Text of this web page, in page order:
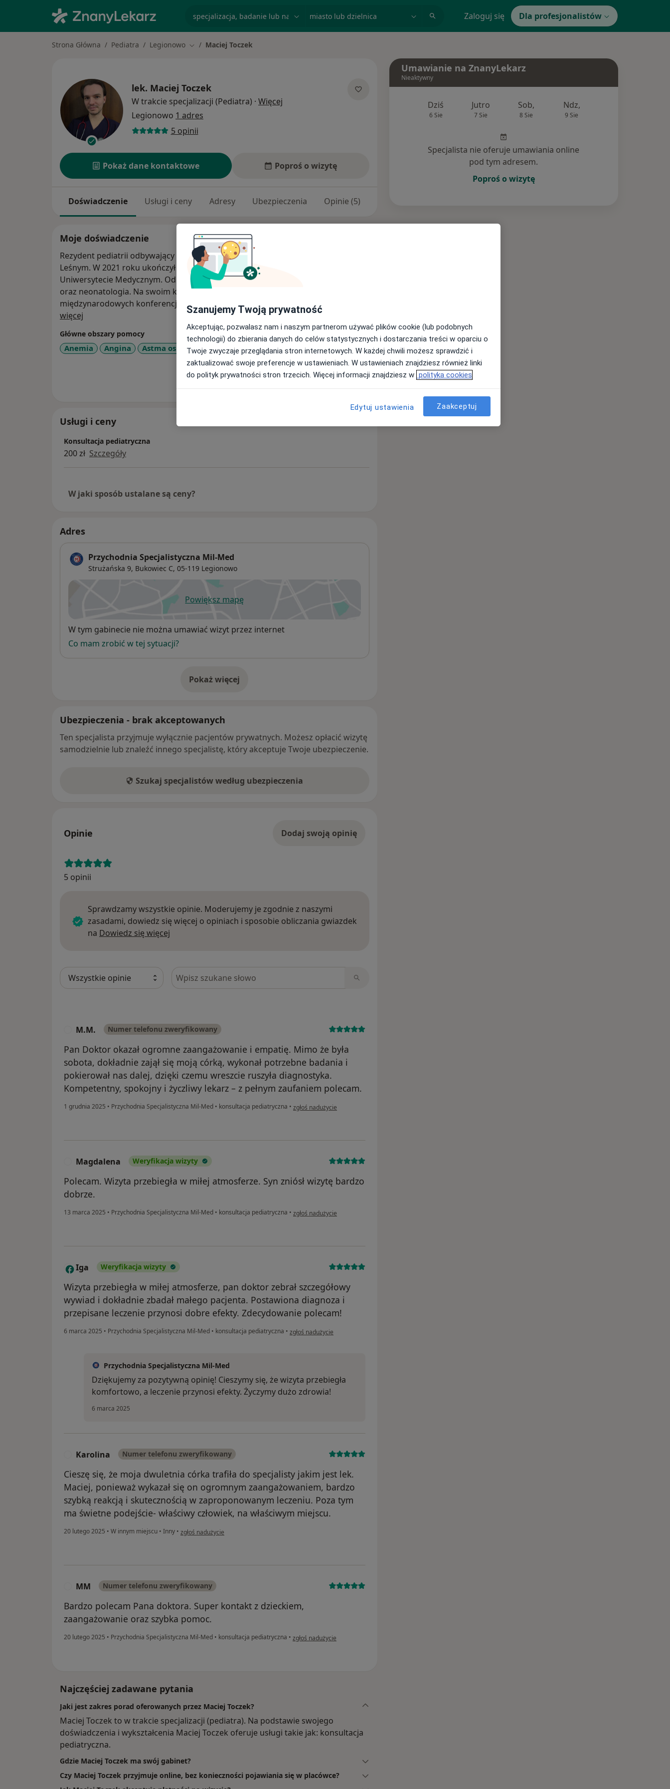
Zaloguj się Dla profesjonalistów
Strona Główna Pediatra Legionowo Zmień miasto
Maciej Toczek
lek. Maciej Toczek
W trakcie specjalizacji (Pediatra) · Więcej
Legionowo 1 adres
5 opinii
Pokaż dane kontaktowe Poproś o wizytę
Doświadczenie Usługi i ceny Adresy Ubezpieczenia Opinie (5)
Moje doświadczenie
Rezydent pediatrii odbywający szkolenie w Szpitalu Dziecięcym w Dziekanowie
Leśnym. W 2021 roku ukończył studia na kierunku lekarskim na Warszawskim
Uniwersytecie Medycznym. Od wczesnych lat studenckich jego pasją są pediatria
oraz neonatologia. Na swoim koncie ma również uczestnictwo w ogólnopolskich i
międzynarodowych konferencjach studenckich oraz organizację warsztatów.
więcej
Główne obszary pomocy
Anemia Angina Astma oskrzelowa Biegunka Bóle brzucha +8a11y_sr_more_diseases
Pokaż więcej
Usługi i ceny
Konsultacja pediatryczna
200 zł Szczegóły
W jaki sposób ustalane są ceny?
Adres
Przychodnia Specjalistyczna Mil-Med
Strużańska 9, Bukowiec C, 05-119 Legionowo
Powiększ mapęotwiera się w nowej karcie
Dostępność
W tym gabinecie nie można umawiać wizyt przez internet
Co mam zrobić w tej sytuacji?
Pokaż więcej
o adresie
Ubezpieczenia - brak akceptowanych
Ten specjalista przyjmuje wyłącznie pacjentów prywatnych. Możesz opłacić wizytę
samodzielnie lub znaleźć innego specjalistę, który akceptuje Twoje ubezpieczenie.
Szukaj specjalistów według ubezpieczenia
Opinie Dodaj swoją opinię
5 opinii
Sprawdzamy wszystkie opinie. Moderujemy je zgodnie z naszymi
zasadami, dowiedz się więcej o opiniach i sposobie obliczania gwiazdek
na Dowiedz się więcej
Szukaj w opiniach
M.M. Numer telefonu zweryfikowany
Pan Doktor okazał ogromne zaangażowanie i empatię. Mimo że była
sobota, dokładnie zajął się moją córką, wykonał potrzebne badania i
pokierował nas dalej, dzięki czemu wreszcie ruszyła diagnostyka.
Kompetentny, spokojny i życzliwy lekarz – z pełnym zaufaniem polecam.
1 grudnia 2025 • Przychodnia Specjalistyczna Mil-Med • konsultacja pediatryczna • w opinii użytkownika M.M.
zgłoś nadużycie
Magdalena Weryfikacja wizyty
Polecam. Wizyta przebiegła w miłej atmosferze. Syn zniósł wizytę bardzo
dobrze.
13 marca 2025 • Przychodnia Specjalistyczna Mil-Med • konsultacja pediatryczna • w opinii użytkownika Magdalena
zgłoś nadużycie
I Iga Weryfikacja wizyty
Wizyta przebiegła w miłej atmosferze, pan doktor zebrał szczegółowy
wywiad i dokładnie zbadał małego pacjenta. Postawiona diagnoza i
przepisane leczenie przynosi dobre efekty. Zdecydowanie polecam!
6 marca 2025 • Przychodnia Specjalistyczna Mil-Med • konsultacja pediatryczna • w opinii użytkownika Iga
zgłoś nadużycie
Przychodnia Specjalistyczna Mil-Med
Dziękujemy za pozytywną opinię! Cieszymy się, że wizyta przebiegła
komfortowo, a leczenie przynosi efekty. Życzymy dużo zdrowia!
6 marca 2025
Karolina Numer telefonu zweryfikowany
Cieszę się, że moja dwuletnia córka trafiła do specjalisty jakim jest lek.
Maciej, ponieważ wykazał się on ogromnym zaangażowaniem, bardzo
szybką reakcją i skutecznością w zaproponowanym leczeniu. Poza tym
ma świetne podejście- właściwy człowiek, na właściwym miejscu.
20 lutego 2025 • W innym miejscu • Inny • w opinii użytkownika Karolina
zgłoś nadużycie
MM Numer telefonu zweryfikowany
Bardzo polecam Pana doktora. Super kontakt z dzieckiem,
zaangażowanie oraz szybka pomoc.
20 lutego 2025 • Przychodnia Specjalistyczna Mil-Med • konsultacja pediatryczna • w opinii użytkownika MM
zgłoś nadużycie
Najczęściej zadawane pytania
Jaki jest zakres porad oferowanych przez Maciej Toczek?
Maciej Toczek to w trakcie specjalizacji (pediatra). Na podstawie swojego
doświadczenia i wykształcenia Maciej Toczek oferuje usługi takie jak: konsultacja
pediatryczna.
Gdzie Maciej Toczek ma swój gabinet?
Czy Maciej Toczek przyjmuje online, bez konieczności pojawiania się w placówce?
Umawianie na ZnanyLekarz
Nieaktywny
Dziś
6 Sie
Jutro
7 Sie
Sob,
8 Sie
Ndz,
9 Sie
Specjalista nie oferuje umawiania online
pod tym adresem.
Poproś o wizytę
Szanujemy Twoją prywatność
Akceptując, pozwalasz nam i naszym partnerom używać plików cookie (lub podobnych
technologii) do zbierania danych do celów statystycznych i dostarczania treści w oparciu o
Twoje zwyczaje przeglądania stron internetowych. W każdej chwili możesz sprawdzić i
zaktualizować swoje preferencje w ustawieniach. W ustawieniach znajdziesz również linki
do polityk prywatności stron trzecich. Więcej informacji znajdziesz w polityka cookies
Edytuj ustawienia Zaakceptuj